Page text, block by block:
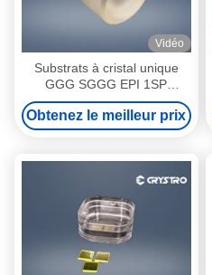
Vidéo
Substrats à cristal unique
GGG SGGG EPI 1SP
substitués
Obtenez le meilleur prix